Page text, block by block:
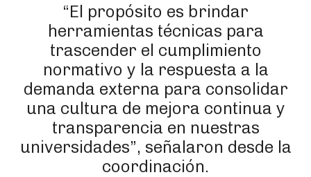
“El propósito es brindar
herramientas técnicas para
trascender el cumplimiento
normativo y la respuesta a la
demanda externa para consolidar
una cultura de mejora continua y
transparencia en nuestras
universidades”, señalaron desde la
coordinación.